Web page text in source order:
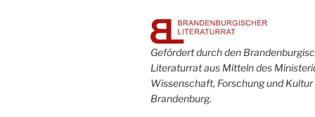
Gefördert durch den
Literaturrat aus Mitteln des
Wissenschaft, Forschung und Kultur
Brandenburg.